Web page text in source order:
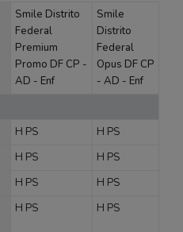
Smile Distrito
Federal
Premium
Promo DF CP -
AD - Enf
Smile
Distrito
Federal
Opus DF CP
- AD - Enf
H PS H PS
H PS H PS
H PS H PS
H PS H PS